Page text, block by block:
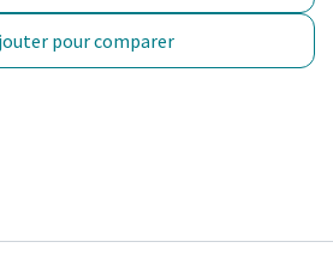
pour comparer